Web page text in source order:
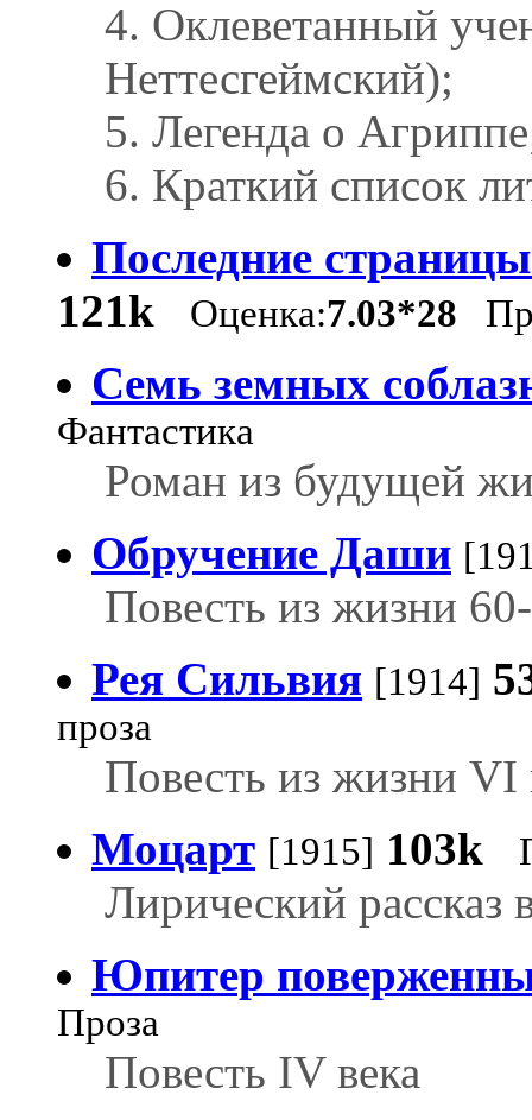
4. Оклеветанный
Неттесгеймский);
5. Легенда о
6. Краткий список
Последние
121k
Оценка:7.03*28
Семь земных
Фантастика
Роман из будущей
Обручение Даши
Повесть из жизни
Рея Сильвия [1914]
проза
Повесть из жизни VI
Моцарт [1915] 103k
Лирический рассказ
Юпитер
Проза
Повесть IV века